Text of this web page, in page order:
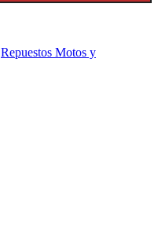
Repuestos Motos y